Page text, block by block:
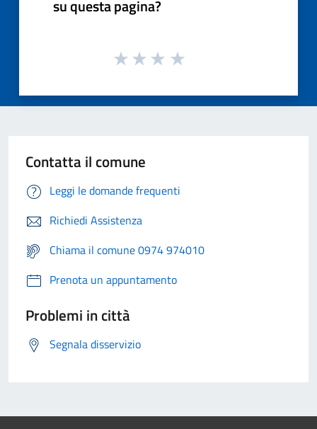
su questa pagina?
Contatta il comune
Leggi le domande frequenti
Richiedi Assistenza
Chiama il comune 0974 974010
Prenota un appuntamento
Problemi in città
Segnala disservizio